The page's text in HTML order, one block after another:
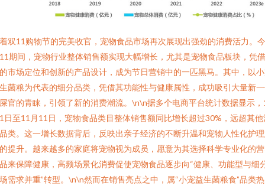
双11购物节的完美收官，宠物食品市场再次展现出强劲的消费活力。
期间，宠物行业整体销售额实现大幅增长，尤其是宠物食品板块，凭
市场定位和创新的产品设计，成为节日营销中的一匹黑马。其中，以
菌粮为代表的细分品类，凭借其功能性与健康属性，成功吸引大量新
官的青睐，引领了新的消费潮流。\n\n据多个电商平台统计数据显示
日至11月11日，宠物食品类目整体销售额同比增长超过30%，远超其他
类。这一增长数据背后，反映出亲子经济的不断升温和宠物人性化护
提升。越来越多的家庭将宠物视为成员，愿意为其选择科学专业化的
来保障健康，高频场景化消费促使宠物食品逐步向“健康、功能型与细
需求并重”转型。\n\n然而在销售亮点之中，属“小宠益生菌粮食”品类